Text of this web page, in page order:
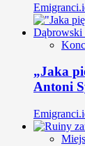
„Jaka
Antoni